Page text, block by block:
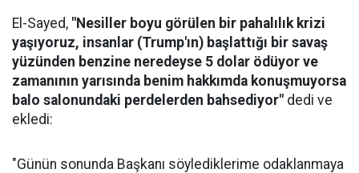
El-Sayed, "Nesiller boyu görülen bir pahalılık krizi
yaşıyoruz, insanlar (Trump'ın) başlattığı bir savaş
yüzünden benzine neredeyse 5 dolar ödüyor ve
zamanının yarısında benim hakkımda konuşmuyorsa
balo salonundaki perdelerden bahsediyor" dedi ve
ekledi:
"Günün sonunda Başkanı söylediklerime odaklanmaya